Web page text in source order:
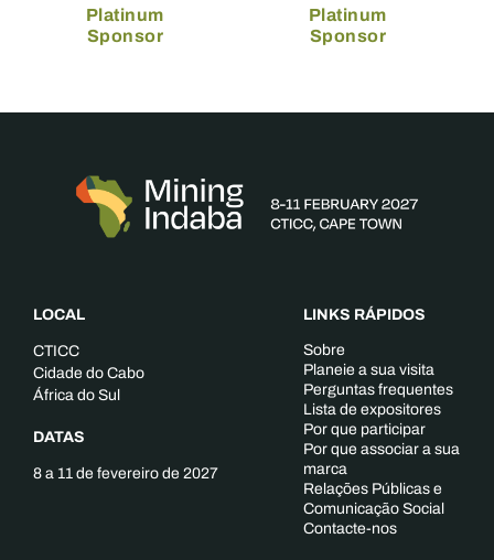
Platinum
Sponsor
Platinum
Sponsor
LOCAL
CTICC
Cidade do Cabo
África do Sul
DATAS
8 a 11 de fevereiro de 2027
LINKS RÁPIDOS
Sobre
Planeie a sua visita
Perguntas frequentes
Lista de expositores
Por que participar
Por que associar a sua
marca
Relações Públicas e
Comunicação Social
Contacte-nos